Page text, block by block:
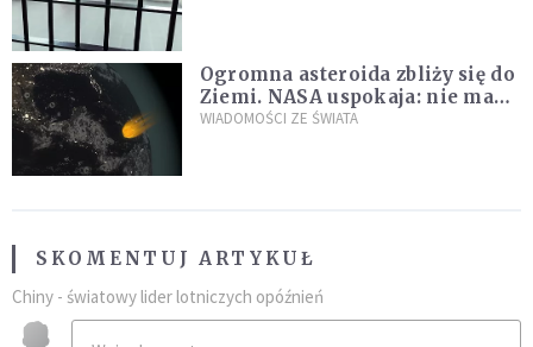
Ogromna asteroida zbliży się do
Ziemi. NASA uspokaja: nie ma
zagrożenia
WIADOMOŚCI ZE ŚWIATA
SKOMENTUJ ARTYKUŁ
Chiny - światowy lider lotniczych opóźnień